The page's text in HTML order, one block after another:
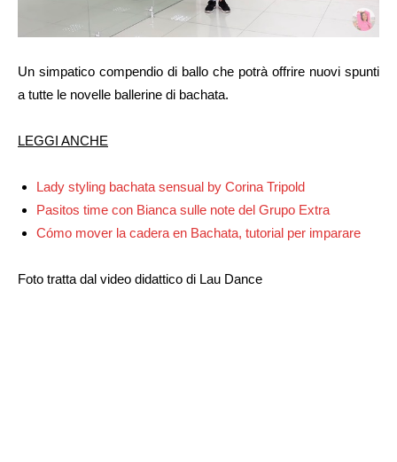
Un simpatico compendio di ballo che potrà offrire nuovi spunti
a tutte le novelle ballerine di bachata.
LEGGI ANCHE
Lady styling bachata sensual by Corina Tripold
Pasitos time con Bianca sulle note del Grupo Extra
Cómo mover la cadera en Bachata, tutorial per imparare
Foto tratta dal video didattico di Lau Dance